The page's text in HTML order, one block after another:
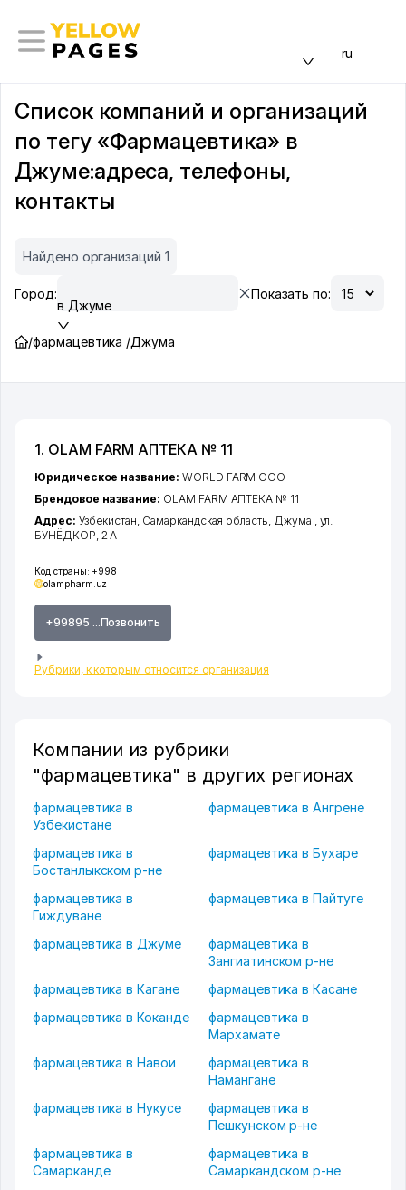
ru
Список компаний и организаций
по тегу «Фармацевтика» в
Джуме:адреса, телефоны,
контакты
Найдено организаций 1
Город:
в Джуме
Показать по:
/фармацевтика /Джума
1. OLAM FARM АПТЕКА № 11
Код страны: +998
olampharm.uz
+99895 ...Позвонить
Рубрики, к которым относится организация
Юридическое название: WORLD FARM ООО
Брендовое название: OLAM FARM АПТЕКА № 11
Адрес: Узбекистан, Самаркандская область, Джума , ул.
БУНЁДКОР, 2 А
Компании из рубрики
"фармацевтика" в других регионах
фармацевтика в
Узбекистане
фармацевтика в Ангрене
фармацевтика в
Бостанлыкском р-не
фармацевтика в Бухаре
фармацевтика в
Гиждуване
фармацевтика в Пайтуге
фармацевтика в Джуме
фармацевтика в
Зангиатинском р-не
фармацевтика в Кагане
фармацевтика в Касане
фармацевтика в Коканде
фармацевтика в
Мархамате
фармацевтика в Навои
фармацевтика в
Намангане
фармацевтика в Нукусе
фармацевтика в
Пешкунском р-не
фармацевтика в
Самарканде
фармацевтика в
Самаркандском р-не